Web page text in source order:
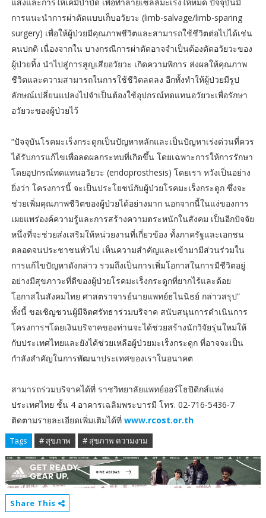
แสงและการให้เคมีบำบัด เพื่อทำลายเซลล์มะเร็งให้หมด ปัจจุบันมี
การแนะนำการผ่าตัดแบบเก็บอวัยวะ (limb-salvage/limb-sparing
surgery) เพื่อให้ผู้ป่วยมีคุณภาพชีวิตและสามารถใช้ชีวิตต่อไปได้เช่น
คนปกติ เนื่องจากใน บางกรณีการผ่าตัดอาจจำเป็นต้องตัดอวัยวะของ
ผู้ป่วยทิ้ง นำไปสู่การสูญเสียอวัยวะ เกิดความพิการ ส่งผลให้คุณภาพ
ชีวิตและความสามารถในการใช้ชีวิตลดลง อีกทั้งทำให้ผู้ป่วยมีรูป
ลักษณ์เปลี่ยนแปลงไปจำเป็นต้องใช้อุปกรณ์ทดแทนอวัยวะเพื่อรักษา
อวัยวะของผู้ป่วยไว้
“ปัจจุบันโรคมะเร็งกระดูกเป็นปัญหาหลักและเป็นปัญหาเร่งด่วนที่ควร
ได้รับการแก้ไขเพื่อลดผลกระทบที่เกิดขึ้น โดยเฉพาะการให้การรักษา
โดยอุปกรณ์ทดแทนอวัยวะ (endoprosthesis) โดยเรา หวังเป็นอย่าง
ยิ่งว่า โครงการนี้ จะเป็นประโยชน์กับผู้ป่วยโรคมะเร็งกระดูก ซึ่งจะ
ช่วยเพิ่มคุณภาพชีวิตของผู้ป่วยได้อย่างมาก นอกจากนี้ในแง่ของการ
เผยแพร่องค์ความรู้และการสร้างความตระหนักในสังคม เป็นอีกปัจจัย
หนึ่งที่จะช่วยส่งเสริมให้หน่วยงานที่เกี่ยวข้อง ทั้งภาครัฐและเอกชน
ตลอดจนประชาชนทั่วไป เห็นความสำคัญและเข้ามามีส่วนร่วมใน
การแก้ไขปัญหาดังกล่าว รวมถึงเป็นการเพิ่มโอกาสในการมีชีวิตอยู่
อย่างมีสุขภาวะที่ดีของผู้ป่วยโรคมะเร็งกระดูกที่ยากไร้และด้อย
โอกาสในสังคมไทย ศาสตราจารย์นายแพทย์ธไนนิธย์ กล่าวสรุป”
ทั้งนี้ ขอเชิญชวนผู้มีจิตศรัทธาร่วมบริจาค สนับสนุนการดำเนินการ
โครงการฯโดยเงินบริจาคของท่านจะได้ช่วยสร้างนักวิจัยรุ่นใหม่ให้
กับประเทศไทยและยังได้ช่วยเหลือผู้ป่วยมะเร็งกระดูก ที่อาจจะเป็น
กำลังสำคัญในการพัฒนาประเทศของเราในอนาคต
สามารถร่วมบริจาคได้ที่ ราชวิทยาลัยแพทย์ออร์โธปิดิกส์แห่ง
ประเทศไทย ชั้น 4 อาคารเฉลิมพระบารมี โทร. 02-716-5436-7
ติดตามรายละเอียดเพิ่มเติมได้ที่ www.rcost.or.th
Tags # สุขภาพ # สุขภาพ ความงาม
Share This